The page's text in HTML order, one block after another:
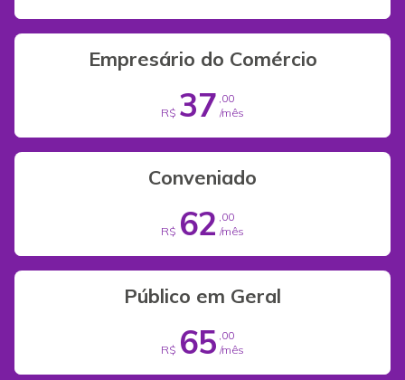
Empresário do Comércio
R$ 37 ,00
/mês
Conveniado
R$ 62 ,00
/mês
Público em Geral
R$ 65 ,00
/mês